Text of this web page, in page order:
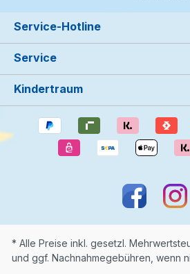
Service-Hotline
Service
Kindertraum
* Alle Preise inkl. gesetzl.
und ggf. Nachnahmegebühren, wenn